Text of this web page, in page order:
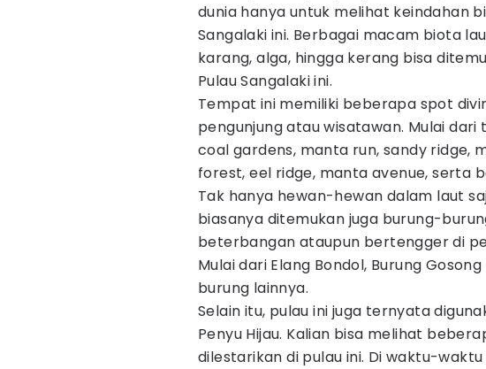
dunia hanya untuk melihat keindahan
Sangalaki ini. Berbagai macam biota
karang, alga, hingga kerang bisa
Pulau Sangalaki ini.
Tempat ini memiliki beberapa spot
pengunjung atau wisatawan. Mulai
coal gardens, manta run, sandy ridge,
forest, eel ridge, manta avenue, serta
Tak hanya hewan-hewan dalam laut
biasanya ditemukan juga burung-
beterbangan ataupun bertengger di
Mulai dari Elang Bondol, Burung
burung lainnya.
Selain itu, pulau ini juga ternyata
Penyu Hijau. Kalian bisa melihat
dilestarikan di pulau ini. Di waktu-